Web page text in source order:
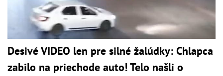
Desivé VIDEO len pre silné žalúdky: Chlapca
zabilo na priechode auto! Telo našli o